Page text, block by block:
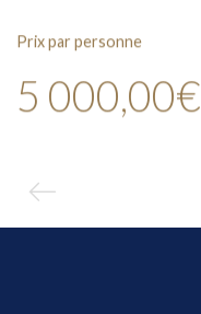
Prix par personne
5 000,00€